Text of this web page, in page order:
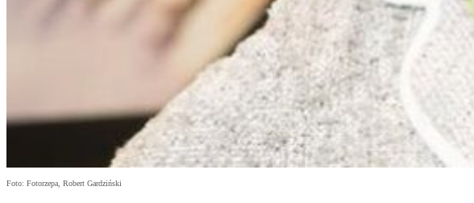
Foto: Fotorzepa, Robert Gardziński